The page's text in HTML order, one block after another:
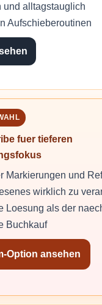
und alltagstauglich
Aufschieberoutinen
fuer tieferen
Markierungen und
wirklich zu
Loesung als der
Buchkauf
Option ansehen